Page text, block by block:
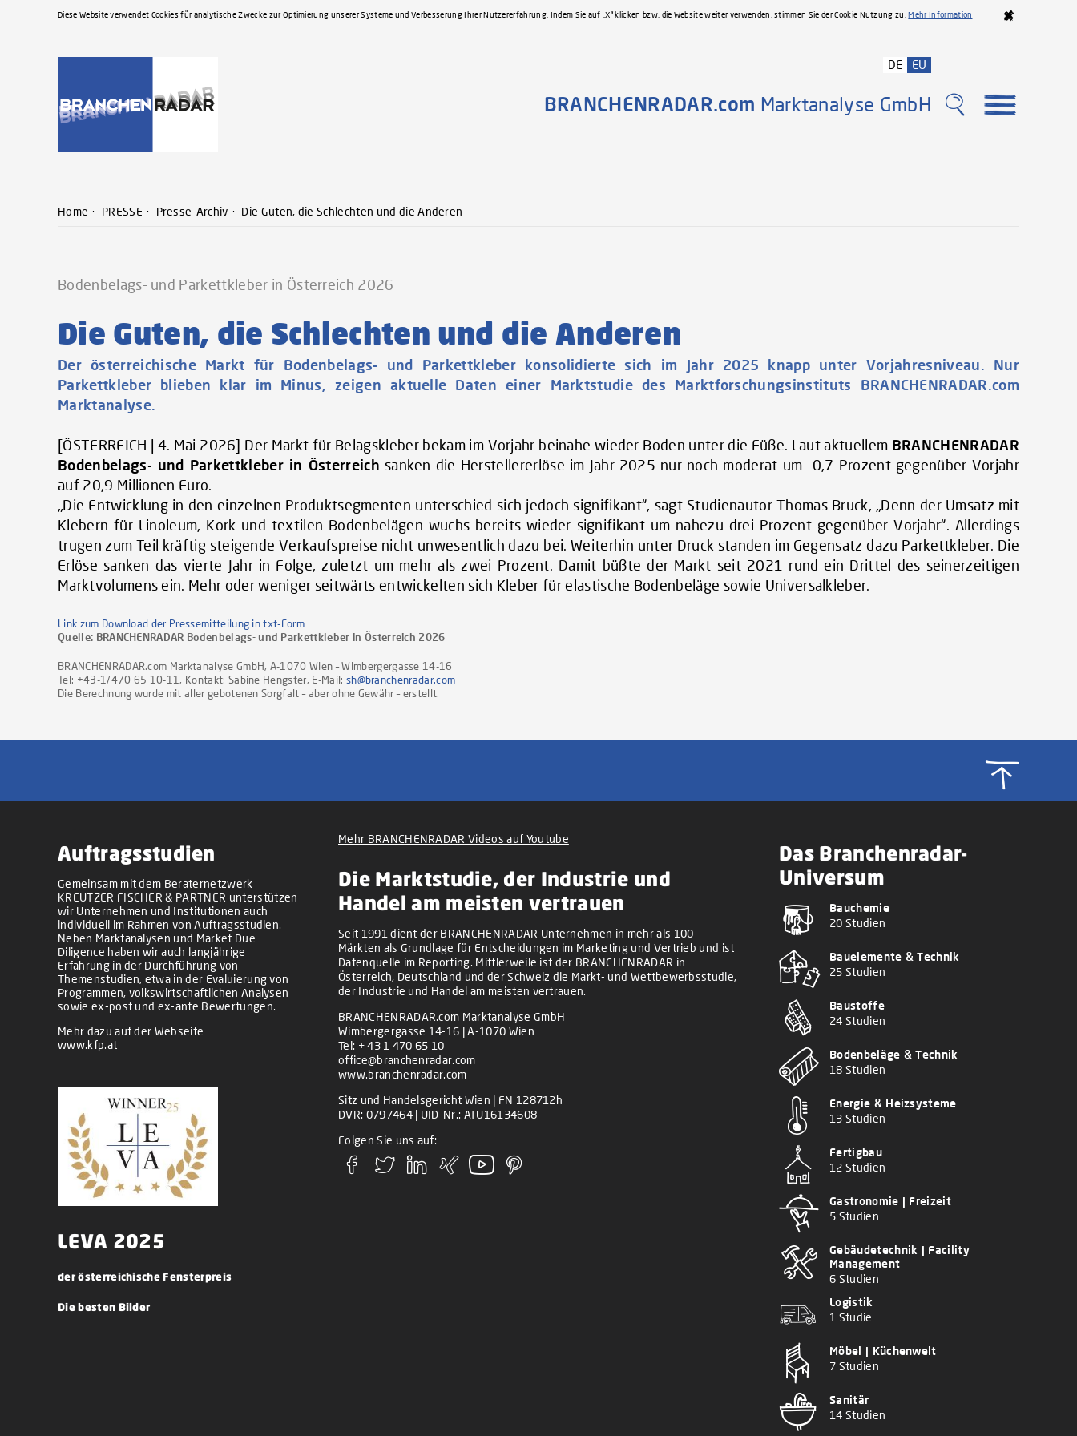
Diese Website verwendet Cookies für analytische Zwecke zur Optimierung unserer Systeme und Verbesserung Ihrer Nutzererfahrung. Indem Sie auf „X“ klicken bzw. die Website weiter verwenden, stimmen Sie der Cookie Nutzung zu.Mehr Information
BRANCHENRADAR.com Marktanalyse GmbH
DE EU
Home PRESSE Presse-Archiv Die Guten, die Schlechten und die Anderen
Bodenbelags- und Parkettkleber in Österreich 2026
Die Guten, die Schlechten und die Anderen
Der österreichische Markt für Bodenbelags- und Parkettkleber konsolidierte sich im Jahr 2025 knapp unter Vorjahresniveau. Nur
Parkettkleber blieben klar im Minus, zeigen aktuelle Daten einer Marktstudie des Marktforschungsinstituts BRANCHENRADAR.com
Marktanalyse.
[ÖSTERREICH | 4. Mai 2026] Der Markt für Belagskleber bekam im Vorjahr beinahe wieder Boden unter die Füße. Laut aktuellem BRANCHENRADAR
Bodenbelags- und Parkettkleber in Österreich sanken die Herstellererlöse im Jahr 2025 nur noch moderat um -0,7 Prozent gegenüber Vorjahr
auf 20,9 Millionen Euro.
„Die Entwicklung in den einzelnen Produktsegmenten unterschied sich jedoch signifikant“, sagt Studienautor Thomas Bruck, „Denn der Umsatz mit
Klebern für Linoleum, Kork und textilen Bodenbelägen wuchs bereits wieder signifikant um nahezu drei Prozent gegenüber Vorjahr“. Allerdings
trugen zum Teil kräftig steigende Verkaufspreise nicht unwesentlich dazu bei. Weiterhin unter Druck standen im Gegensatz dazu Parkettkleber. Die
Erlöse sanken das vierte Jahr in Folge, zuletzt um mehr als zwei Prozent. Damit büßte der Markt seit 2021 rund ein Drittel des seinerzeitigen
Marktvolumens ein. Mehr oder weniger seitwärts entwickelten sich Kleber für elastische Bodenbeläge sowie Universalkleber.
Link zum Download der Pressemitteilung in txt-Form
Quelle: BRANCHENRADAR Bodenbelags- und Parkettkleber in Österreich 2026
BRANCHENRADAR.com Marktanalyse GmbH, A-1070 Wien – Wimbergergasse 14-16
Tel: +43-1/470 65 10-11, Kontakt: Sabine Hengster, E-Mail: sh@branchenradar.com
Die Berechnung wurde mit aller gebotenen Sorgfalt – aber ohne Gewähr – erstellt.
Auftragsstudien
Gemeinsam mit dem Beraternetzwerk
KREUTZER FISCHER & PARTNER unterstützen
wir Unternehmen und Institutionen auch
individuell im Rahmen von Auftragsstudien.
Neben Marktanalysen und Market Due
Diligence haben wir auch langjährige
Erfahrung in der Durchführung von
Themenstudien, etwa in der Evaluierung von
Programmen, volkswirtschaftlichen Analysen
sowie ex-post und ex-ante Bewertungen.
Mehr dazu auf der Webseite
www.kfp.at
LEVA 2025
der österreichische Fensterpreis
Die besten Bilder
Mehr BRANCHENRADAR Videos auf Youtube
Die Marktstudie, der Industrie und
Handel am meisten vertrauen
Seit 1991 dient der BRANCHENRADAR Unternehmen in mehr als 100
Märkten als Grundlage für Entscheidungen im Marketing und Vertrieb und ist
Datenquelle im Reporting. Mittlerweile ist der BRANCHENRADAR in
Österreich, Deutschland und der Schweiz die Markt- und Wettbewerbsstudie,
der Industrie und Handel am meisten vertrauen.
BRANCHENRADAR.com Marktanalyse GmbH
Wimbergergasse 14-16 | A-1070 Wien
Tel: + 43 1 470 65 10
office@branchenradar.com
www.branchenradar.com
Sitz und Handelsgericht Wien | FN 128712h
DVR: 0797464 | UID-Nr.: ATU16134608
Folgen Sie uns auf:
Das Branchenradar-
Universum
Bauchemie
20 Studien
Bauelemente & Technik
25 Studien
Baustoffe
24 Studien
Bodenbeläge & Technik
18 Studien
Energie & Heizsysteme
13 Studien
Fertigbau
12 Studien
Gastronomie | Freizeit
5 Studien
Gebäudetechnik | Facility
Management
6 Studien
Logistik
1 Studie
Möbel | Küchenwelt
7 Studien
Sanitär
14 Studien